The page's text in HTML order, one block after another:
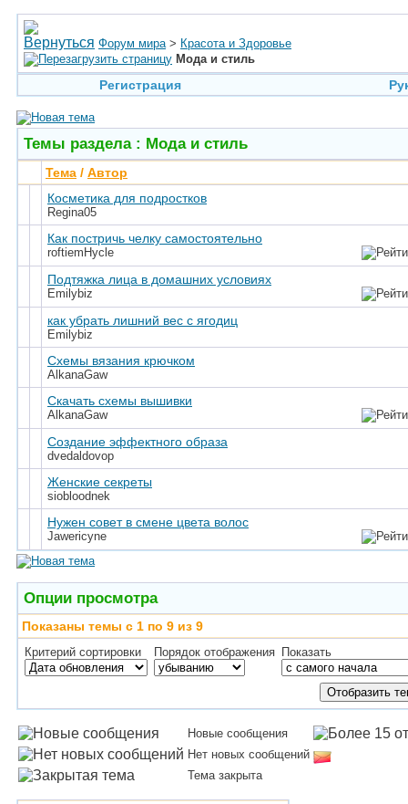
Форум мира > Красота и Здоровье
Мода и стиль
Регистрация
Темы раздела: Мода и стиль
Тема / Автор
Косметика для подростков
Regina05
Как постричь челку самостоятельно
roftiemHycle
Подтяжка лица в домашних условиях
Emilybiz
как убрать лишний вес с ягодиц
Emilybiz
Схемы вязания крючком
AlkanaGaw
Скачать схемы вышивки
AlkanaGaw
Создание эффектного образа
dvedaldovop
Женские секреты
siobloodnek
Нужен совет в смене цвета волос
Jawericyne
Опции просмотра
Показаны темы с 1 по 9 из 9
Критерий сортировки Порядок отображения Показать
Новые сообщения
Нет новых сообщений
Тема закрыта